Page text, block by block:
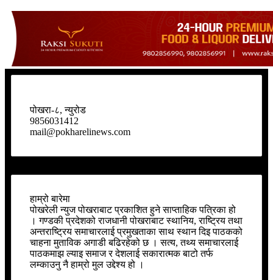
पोखरा-८, न्युरोड
9856031412
mail@pokharelinews.com
हाम्रो बारेमा
पोखरेली न्युज पोखराबाट प्रकाशित हुने साप्ताहिक पत्रिका हो
। गण्डकी प्रदेशको राजधानी पोखराबाट स्थानिय, राष्ट्रिय तथा
अन्तराष्ट्रिय समाचारलाई प्रमुखताका साथ स्थान दिइ पाठकको
चाहना मुताविक अगाडी बढिरहेको छ । सत्य, तथ्य समाचारलाई
पाठकमाझ ल्याइ समाज र देशलाई सकारात्मक बाटो तर्फ
लम्काउनु नै हाम्रो मुल उद्देश्य हो ।